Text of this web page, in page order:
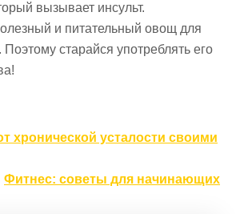
вызывает инсульт.
и питательный овощ для
Поэтому старайся употреблять его
хронической усталости своими
Фитнес: советы для начинающих